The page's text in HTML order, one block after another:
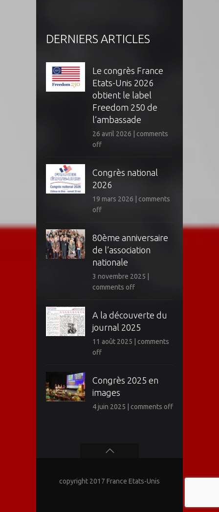
DERNIERS ARTICLES
Le congrès France
Etats-Unis 2026
obtient le label
Freedom 250 de
l’ambassade
26 avril 2026
comments
off
Congrès national
2026
19 mars 2026
comments
off
80ème anniversaire
de l’association
nationale
3 novembre 2025
comments off
A la découverte du
journal 2025
11 août 2025
comments
off
Congrès 2025 en
images
4 juin 2025 comments off
copyright 2017 France Etats-Unis